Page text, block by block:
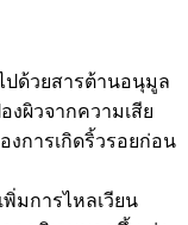
ปด้วยสารต้านอนุมูล
งผิวจากความเสีย
งการเกิดริ้วรอยก่อน
พิ่มการไหลเวียน